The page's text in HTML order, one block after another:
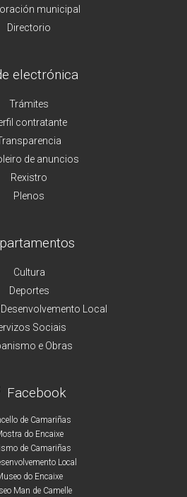
municipal
Directorio
electrónica
Trámites
contratante
de anuncios
Rexistro
Plenos
Cultura
Deportes
Local
Sociais
e Obras
Facebook
de Camariñas
do Encaixe
de Camariñas
Local
do Encaixe
Man de Camelle